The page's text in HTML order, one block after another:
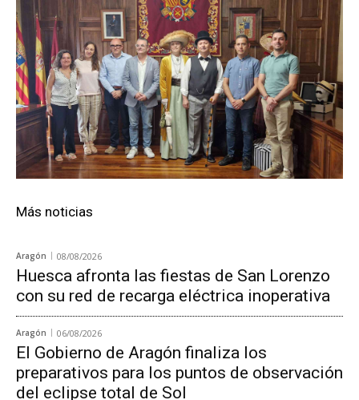
Más noticias
Aragón 08/08/2026
Huesca afronta las fiestas de San Lorenzo
con su red de recarga eléctrica inoperativa
Aragón 06/08/2026
El Gobierno de Aragón finaliza los
preparativos para los puntos de observación
del eclipse total de Sol